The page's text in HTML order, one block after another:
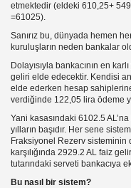
etmektedir (eldeki 610,25+
=61025).
Sanırız bu, dünyada hemen
kuruluşların neden bankalar
Dolayısıyla bankacının en
geliri elde edecektir. Kendisi
elde ederken hesap
verdiğinde 122,05 lira ödeme
Yani kasasındaki 6102.5
yılların başıdır. Her sene
Fraksiyonel Rezerv sisteminin
karşılığında 2929.2 AL faiz
tutarındaki serveti bankacıya
Bu nasıl bir sistem?
DİKKAT